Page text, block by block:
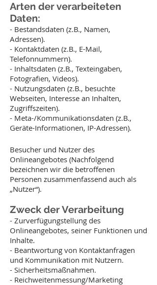
Arten der verarbeiteten
Daten:
- Bestandsdaten (z.B., Namen,
Adressen).
- Kontaktdaten (z.B., E-Mail,
Telefonnummern).
- Inhaltsdaten (z.B., Texteingaben,
Fotografien, Videos).
- Nutzungsdaten (z.B., besuchte
Webseiten, Interesse an Inhalten,
Zugriffszeiten).
- Meta-/Kommunikationsdaten (z.B.,
Geräte-Informationen, IP-Adressen).
Besucher und Nutzer des
Onlineangebotes (Nachfolgend
bezeichnen wir die betroffenen
Personen zusammenfassend auch als
„Nutzer“).
Zweck der Verarbeitung
- Zurverfügungstellung des
Onlineangebotes, seiner Funktionen und
Inhalte.
- Beantwortung von Kontaktanfragen
und Kommunikation mit Nutzern.
- Sicherheitsmaßnahmen.
- Reichweitenmessung/Marketing